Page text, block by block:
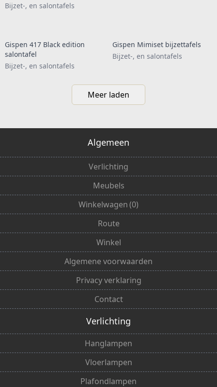
Bijzet-, en salontafels
Gispen 417 Black edition
salontafel
Bijzet-, en salontafels
Gispen Mimiset bijzettafels
Bijzet-, en salontafels
Meer laden
Algemeen
Verlichting
Meubels
Winkelwagen(0)
Route
Winkel
Algemene voorwaarden
Privacy verklaring
Contact
Verlichting
Hanglampen
Vloerlampen
Plafondlampen